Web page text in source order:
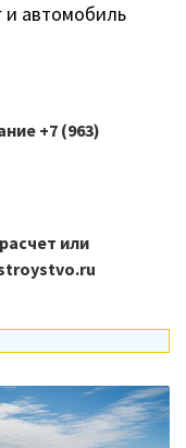
автомобиль
+7 (963)
или